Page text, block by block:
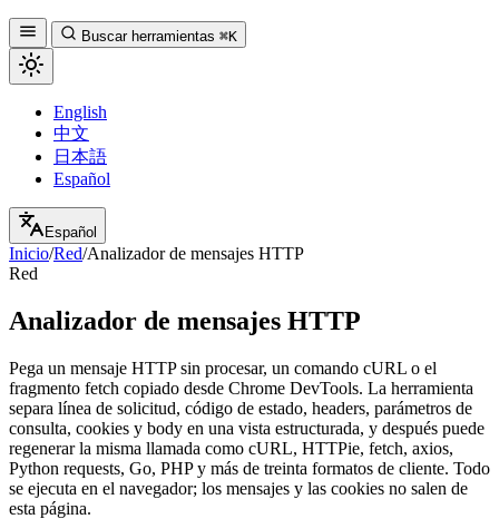
Buscar herramientas ⌘K
English
中文
日本語
Español
Español
Inicio/Red/Analizador de mensajes HTTP
Red
Analizador de mensajes HTTP
Pega un mensaje HTTP sin procesar, un comando cURL o el
fragmento fetch copiado desde Chrome DevTools. La herramienta
separa línea de solicitud, código de estado, headers, parámetros de
consulta, cookies y body en una vista estructurada, y después puede
regenerar la misma llamada como cURL, HTTPie, fetch, axios,
Python requests, Go, PHP y más de treinta formatos de cliente. Todo
se ejecuta en el navegador; los mensajes y las cookies no salen de
esta página.